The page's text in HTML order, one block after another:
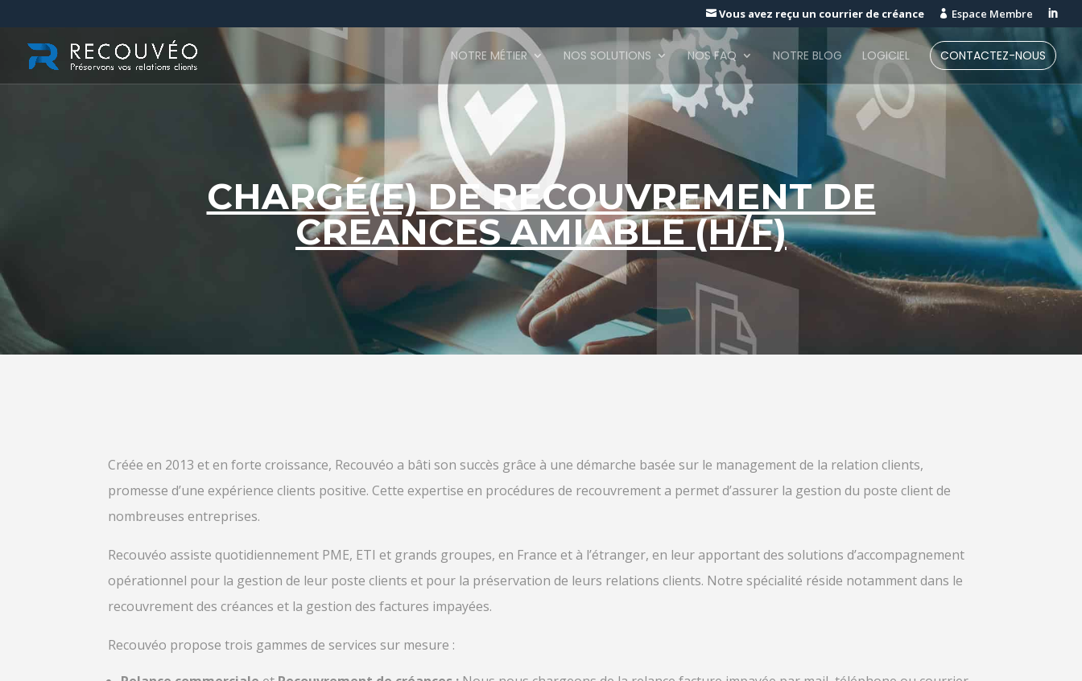
 Vous avez reçu un courrier de créance  Espace Membre 
NOTRE MÉTIER NOS SOLUTIONS NOS FAQ NOTRE BLOG LOGICIEL CONTACTEZ-NOUS
CHARGÉ(E) DE RECOUVREMENT DE
CREANCES AMIABLE (H/F)
Créée en 2013 et en forte croissance, Recouvéo a bâti son succès grâce à une démarche basée sur le management de la relation clients,
promesse d’une expérience clients positive.Cette expertise en procédures de recouvrementa permet d’assurer la gestion du poste clientde
nombreuses entreprises.
Recouvéo assiste quotidiennement PME, ETI et grands groupes, en France et à l’étranger, en leur apportant des solutions d’accompagnement
opérationnel pour la gestion de leur poste clients et pour la préservation de leurs relations clients. Notre spécialité réside notamment dans le
recouvrement des créances et la gestion desfactures impayées.
Recouvéo propose trois gammes de services sur mesure :